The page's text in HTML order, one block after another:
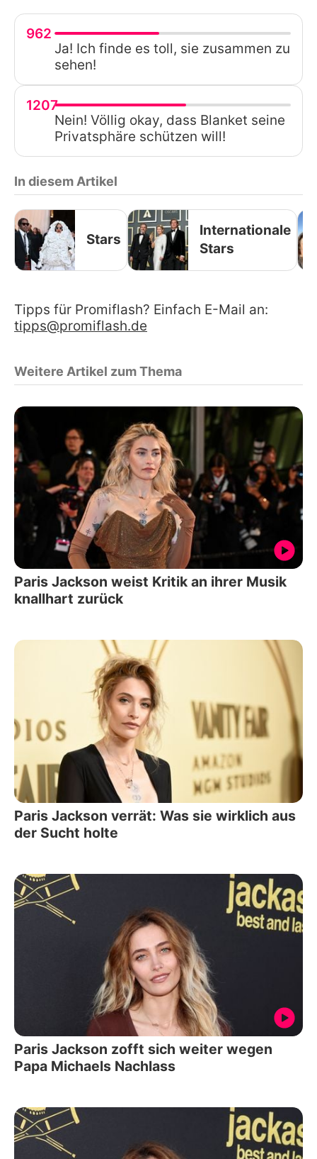
962
Ja! Ich finde es toll, sie zusammen zu
sehen!
1207
Nein! Völlig okay, dass Blanket seine
Privatsphäre schützen will!
In diesem Artikel
Stars
Internationale
Stars
Tipps für Promiflash? Einfach E-Mail an:
tipps@promiflash.de
Weitere Artikel zum Thema
Paris Jackson weist Kritik an ihrer Musik
knallhart zurück
Paris Jackson verrät: Was sie wirklich aus
der Sucht holte
Paris Jackson zofft sich weiter wegen
Papa Michaels Nachlass